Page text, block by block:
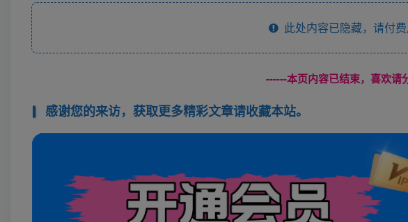
此处内容已隐藏，请付
------本页内容已结束，喜欢请
感谢您的来访，获取更多精彩文章请收藏本站。